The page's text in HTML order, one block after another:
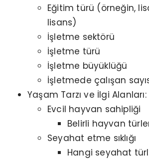
Eğitim türü (örneğin,
lisans)
İşletme sektörü
İşletme türü
İşletme büyüklüğü
İşletmede çalışan
Yaşam Tarzı ve İlgi Alanları:
Evcil hayvan sahipliği
Belirli hayvan
Seyahat etme sıklığı
Hangi seyahat